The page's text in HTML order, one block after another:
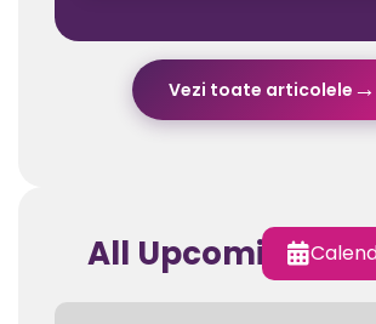
Vezi toate articolele →
All Upcoming